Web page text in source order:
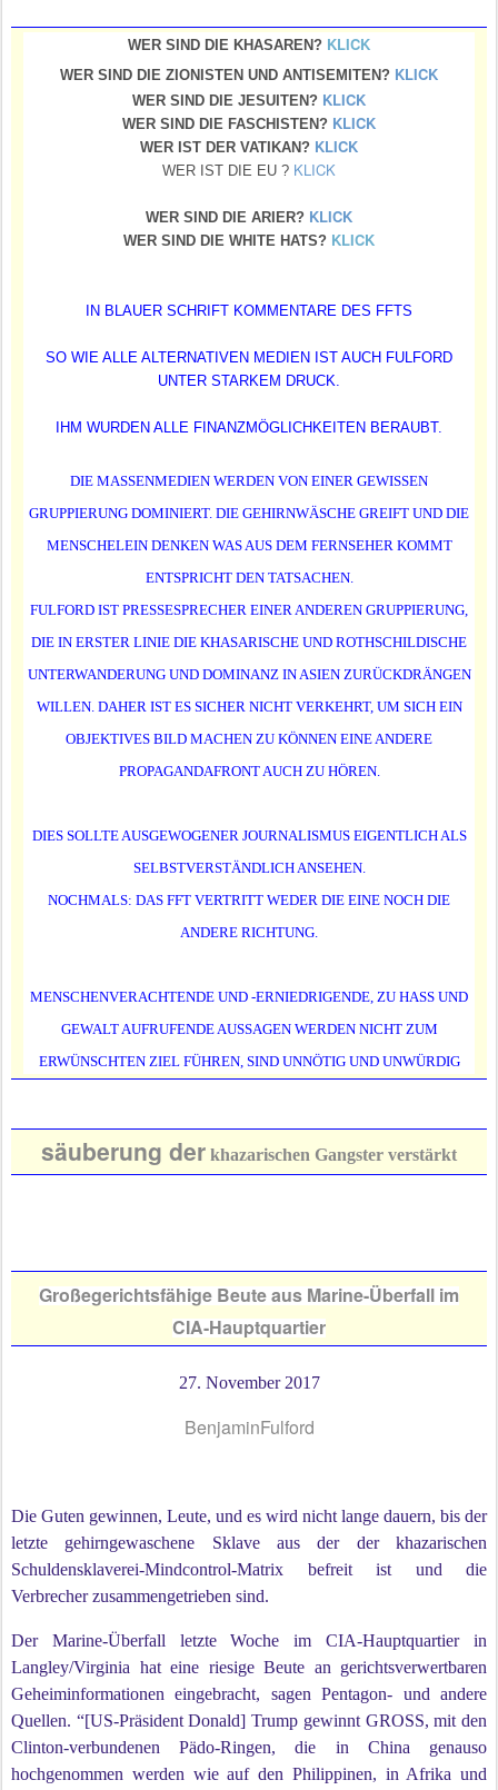
WER SIND DIE KHASAREN? KLICK
WER SIND DIE ZIONISTEN UND ANTISEMITEN? KLICK
WER SIND DIE JESUITEN? KLICK
WER SIND DIE FASCHISTEN? KLICK
WER IST DER VATIKAN? KLICK
WER IST DIE EU ? KLICK
WER SIND DIE ARIER? KLICK
WER SIND DIE WHITE HATS? KLICK
IN BLAUER SCHRIFT KOMMENTARE DES FFTS
SO WIE ALLE ALTERNATIVEN MEDIEN IST AUCH FULFORD
UNTER STARKEM DRUCK.
IHM WURDEN ALLE FINANZMÖGLICHKEITEN BERAUBT.
DIE MASSENMEDIEN WERDEN VON EINER GEWISSEN
GRUPPIERUNG DOMINIERT. DIE GEHIRNWÄSCHE GREIFT UND DIE
MENSCHELEIN DENKEN WAS AUS DEM FERNSEHER KOMMT
ENTSPRICHT DEN TATSACHEN.
FULFORD IST PRESSESPRECHER EINER ANDEREN GRUPPIERUNG,
DIE IN ERSTER LINIE DIE KHASARISCHE UND ROTHSCHILDISCHE
UNTERWANDERUNG UND DOMINANZ IN ASIEN ZURÜCKDRÄNGEN
WILLEN. DAHER IST ES SICHER NICHT VERKEHRT, UM SICH EIN
OBJEKTIVES BILD MACHEN ZU KÖNNEN EINE ANDERE
PROPAGANDAFRONT AUCH ZU HÖREN.
DIES SOLLTE AUSGEWOGENER JOURNALISMUS EIGENTLICH ALS
SELBSTVERSTÄNDLICH ANSEHEN.
NOCHMALS: DAS FFT VERTRITT WEDER DIE EINE NOCH DIE
ANDERE RICHTUNG.
MENSCHENVERACHTENDE UND -ERNIEDRIGENDE, ZU HASS UND
GEWALT AUFRUFENDE AUSSAGEN WERDEN NICHT ZUM
ERWÜNSCHTEN ZIEL FÜHREN, SIND UNNÖTIG UND UNWÜRDIG
säuberung der khazarischen Gangster verstärkt
Großegerichtsfähige Beute aus Marine-Überfall im
CIA-Hauptquartier
27. November 2017
BenjaminFulford
Die Guten gewinnen, Leute, und es wird nicht lange dauern, bis der
letzte gehirngewaschene Sklave aus der der khazarischen
Schuldensklaverei-Mindcontrol-Matrix befreit ist und die
Verbrecher zusammengetrieben sind.
Der Marine-Überfall letzte Woche im CIA-Hauptquartier in
Langley/Virginia hat eine riesige Beute an gerichtsverwertbaren
Geheiminformationen eingebracht, sagen Pentagon- und andere
Quellen. “[US-Präsident Donald] Trump gewinnt GROSS, mit den
Clinton-verbundenen Pädo-Ringen, die in China genauso
hochgenommen werden wie auf den Philippinen, in Afrika und